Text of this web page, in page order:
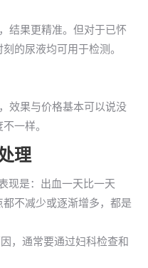
结果更精准。但对于已怀
的尿液均可用于检测。
效果与价格基本可以说没
一样。
理
现是：出血一天比一天
不减少或逐渐增多，都是
，通常要通过妇科检查和